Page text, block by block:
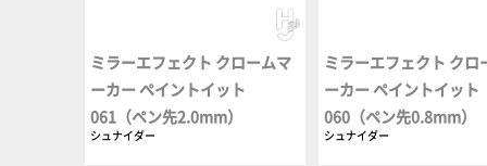
ミラーエフェクト クロームマ
ーカー ペイントイット
061（ペン先2.0mm）
シュナイダー
ミラーエフェクト クロ
ーカー ペイントイット
060（ペン先0.8mm）
シュナイダー